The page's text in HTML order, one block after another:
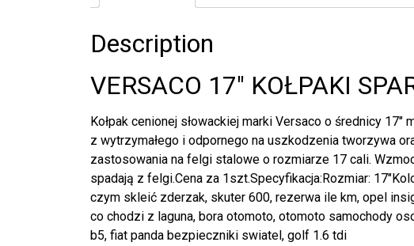
Description
VERSACO 17″ KOŁPAKI
Kołpak cenionej słowackiej marki Versaco o średnicy
z wytrzymałego i odpornego na uszkodzenia tworzywa
zastosowania na felgi stalowe o rozmiarze 17 cali.
spadają z felgi.Cena za 1szt.Specyfikacja:Rozmiar:
czym skleić zderzak, skuter 600, rezerwa ile km, opel
co chodzi z laguna, bora otomoto, otomoto samochody
b5, fiat panda bezpieczniki swiatel, golf 1.6 tdi